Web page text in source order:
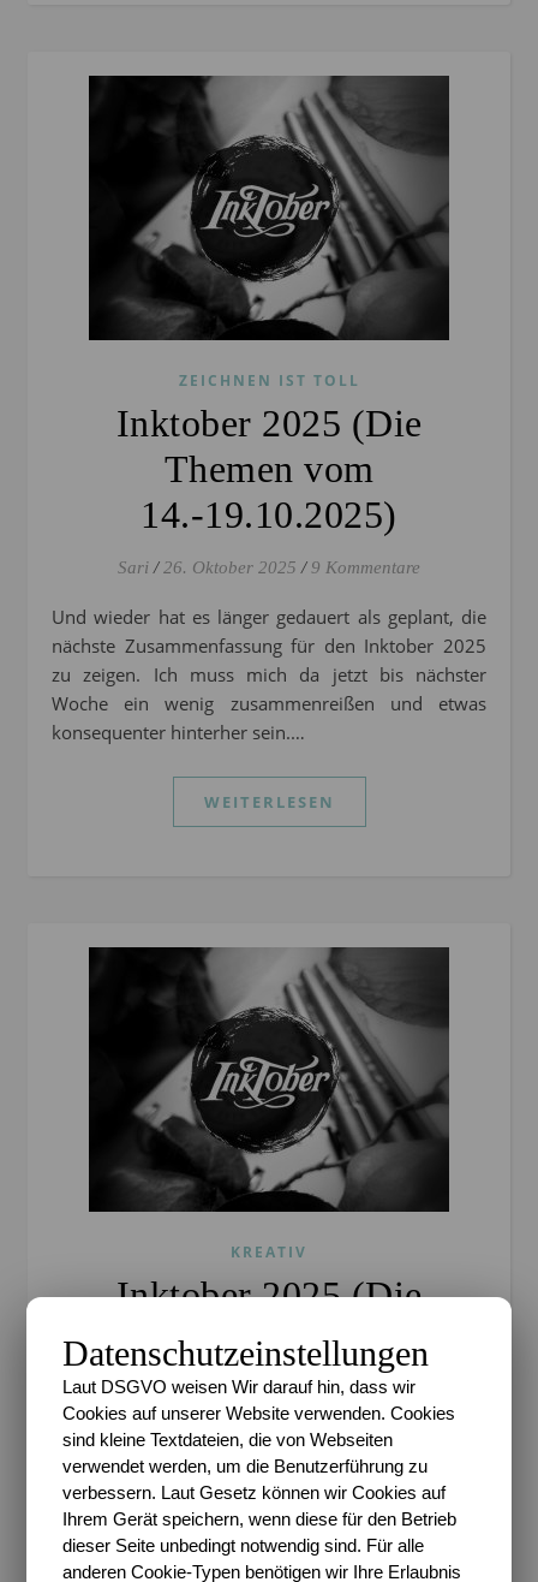
ZEICHNEN IST TOLL
Inktober 2025 (Die
Themen vom
14.-19.10.2025)
Sari / 26. Oktober 2025 / 9 Kommentare
Und wieder hat es länger gedauert als geplant, die
nächste Zusammenfassung für den Inktober 2025
zu zeigen. Ich muss mich da jetzt bis nächster
Woche ein wenig zusammenreißen und etwas
konsequenter hinterher sein.…
WEITERLESEN
KREATIV
Inktober 2025 (Die
Themen vom
09.-13.10.2025)
Sari / 14. Oktober 2025 / 6 Kommentare
Zusammenfassungen vom Inktober so umfangreich
ausfallen, aber ich hätte mir auch denken können,
dass der Oktober mich wieder ziemlich auf Trapp
Datenschutzeinstellungen
Laut DSGVO weisen Wir darauf hin, dass wir
Cookies auf unserer Website verwenden. Cookies
sind kleine Textdateien, die von Webseiten
verwendet werden, um die Benutzerführung zu
verbessern. Laut Gesetz können wir Cookies auf
Ihrem Gerät speichern, wenn diese für den Betrieb
dieser Seite unbedingt notwendig sind. Für alle
anderen Cookie-Typen benötigen wir Ihre Erlaubnis